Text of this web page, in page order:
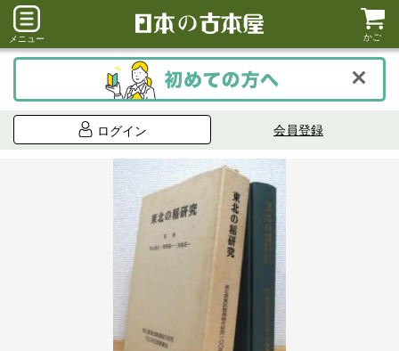
メニュー かご
ログイン 会員登録